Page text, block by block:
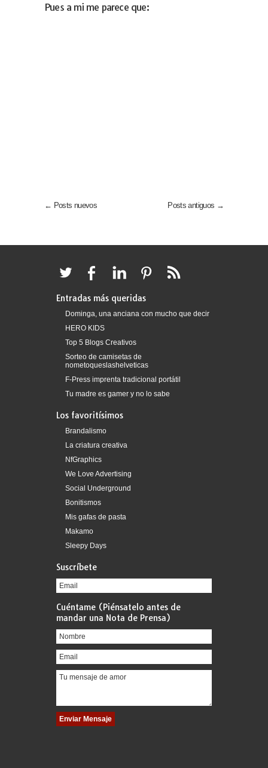
Pues a mi me parece que:
← Posts nuevos Posts antiguos →
Entradas más queridas
Dominga, una anciana con mucho que decir
HERO KIDS
Top 5 Blogs Creativos
Sorteo de camisetas de
nometoqueslashelveticas
F-Press imprenta tradicional portátil
Tu madre es gamer y no lo sabe
Los favoritísimos
Brandalismo
La criatura creativa
NfGraphics
We Love Advertising
Social Underground
Bonitismos
Mis gafas de pasta
Makamo
Sleepy Days
Suscríbete
Cuéntame (Piénsatelo antes de
mandar una Nota de Prensa)